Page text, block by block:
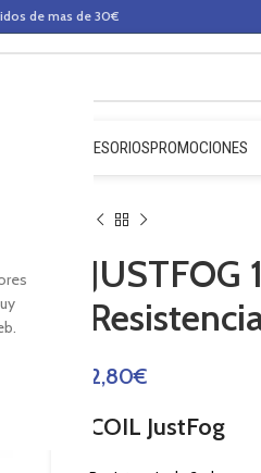
de mas de 30€
ACCESORIOSPROMOCIONES
JUSTFOG
2,80€
COIL JustFog